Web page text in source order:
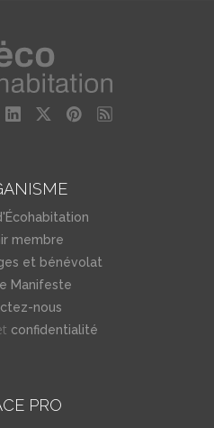
membre
et bénévolat
Manifeste
nous
confidentialité
PRO